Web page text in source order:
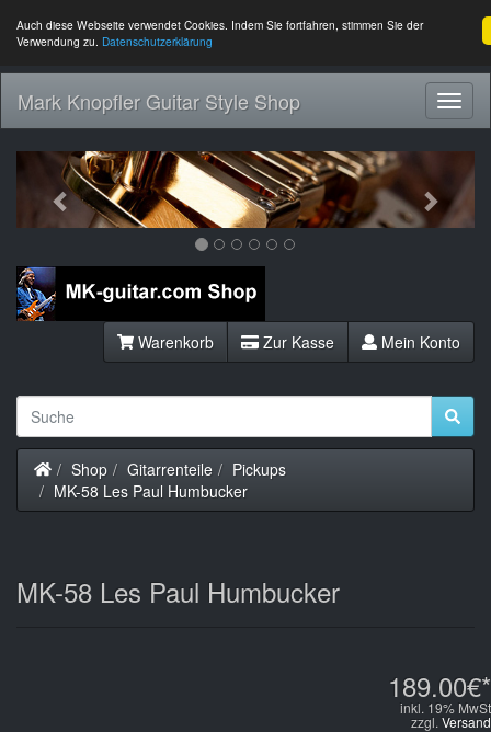
Auch diese Webseite verwendet Cookies. Indem Sie fortfahren, stimmen Sie der
Verwendung zu. Datenschutzerklärung
Mark Knopfler Guitar Style Shop
Previous Next
Warenkorb Zur Kasse Mein Konto
Startseite
Shop Gitarrenteile
Pickups
MK-58 Les Paul Humbucker
MK-58 Les Paul Humbucker
189.00€*
inkl. 19% MwSt
zzgl. Versand